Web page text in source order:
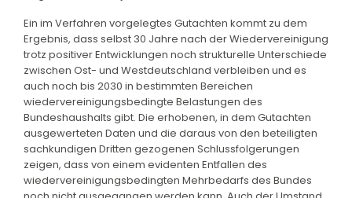
Ein im Verfahren vorgelegtes Gutachten kommt zu dem
Ergebnis, dass selbst 30 Jahre nach der Wiedervereinigung
trotz positiver Entwicklungen noch strukturelle Unterschiede
zwischen Ost- und Westdeutschland verbleiben und es
auch noch bis 2030 in bestimmten Bereichen
wiedervereinigungsbedingte Belastungen des
Bundeshaushalts gibt. Die erhobenen, in dem Gutachten
ausgewerteten Daten und die daraus von den beteiligten
sachkundigen Dritten gezogenen Schlussfolgerungen
zeigen, dass von einem evidenten Entfallen des
wiedervereinigungsbedingten Mehrbedarfs des Bundes